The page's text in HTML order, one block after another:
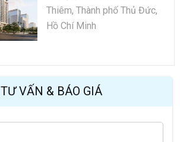
Thiêm, Thành phố Thủ Đức,
Hồ Chí Minh
TƯ VẤN & BÁO GIÁ